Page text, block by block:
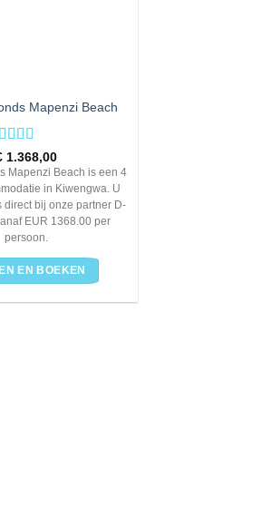
Mapenzi Beach
4
of 5
1.368,00
Mapenzi Beach is een 4
in Kiwengwa. U
direct bij onze partner D-
EUR 1368.00 per
persoon.
EN BOEKEN